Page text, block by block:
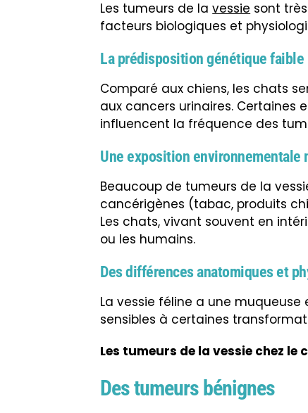
Les tumeurs de lavessie sont
facteurs biologiques et
La prédisposition génétique faible
Comparé aux chiens, les chats
aux cancers urinaires. Certaines
influencent la fréquence des
Une exposition environnementale
Beaucoup de tumeurs de la
cancérigènes (tabac, produits
Les chats, vivant souvent en
ou les humains.
Des différences anatomiques et
La vessie féline a une
sensibles à certaines
Les tumeurs de la vessie chez le
Des tumeurs bénignes